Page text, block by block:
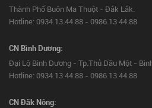
Thành Phố Buôn Ma Thuột - Đắk Lắk.
Hotline: 0934.13.44.88 - 0986.13.44.88
CN Bình Dương:
Đại Lộ Bình Dương - Tp.Thủ Dầu Một -
Hotline: 0934.13.44.88 - 0986.13.44.88
CN Đăk Nông: